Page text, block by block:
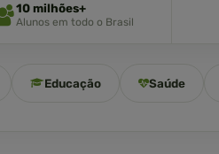
10 milhões+
Alunos em todo o Brasil
Educação Saúde